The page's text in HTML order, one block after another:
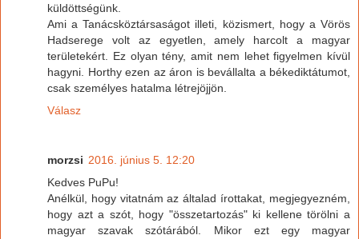
küldöttségünk.
Ami a Tanácsköztársaságot illeti, közismert, hogy a Vörös
Hadserege volt az egyetlen, amely harcolt a magyar
területekért. Ez olyan tény, amit nem lehet figyelmen kívül
hagyni. Horthy ezen az áron is bevállalta a békediktátumot,
csak személyes hatalma létrejöjjön.
Válasz
morzsi 2016. június 5. 12:20
Kedves PuPu!
Anélkül, hogy vitatnám az általad írottakat, megjegyezném,
hogy azt a szót, hogy "összetartozás" ki kellene törölni a
magyar szavak szótárából. Mikor ezt egy magyar